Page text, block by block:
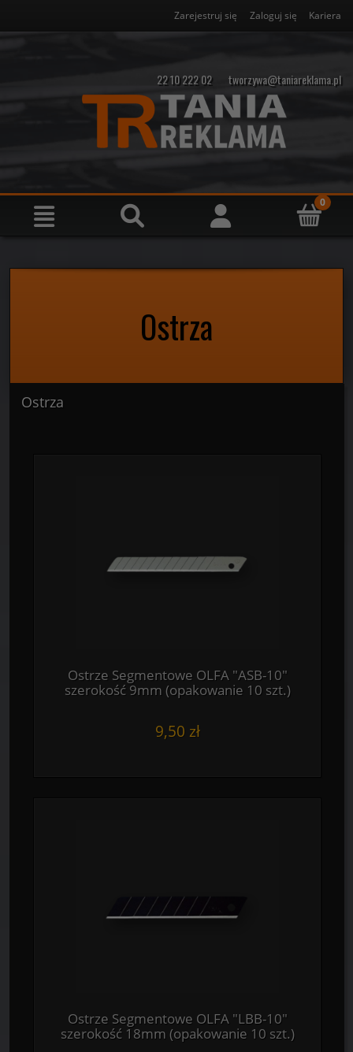
Zarejestruj się Zaloguj się Kariera
22 10 222 02 tworzywa@taniareklama.pl
Ostrza
Ostrza
Ostrze Segmentowe OLFA "ASB-10"
szerokość 9mm (opakowanie 10 szt.)
9,50 zł
Ostrze Segmentowe OLFA "LBB-10"
szerokość 18mm (opakowanie 10 szt.)